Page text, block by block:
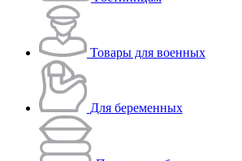
Товары для военных
Для беременных